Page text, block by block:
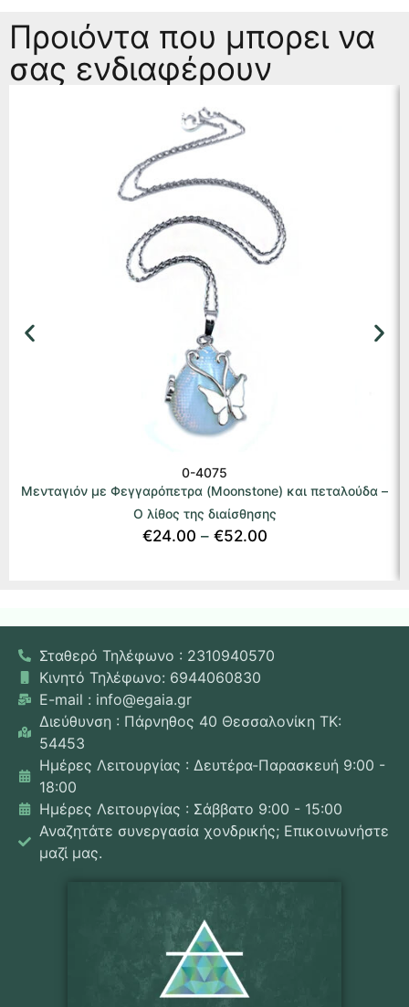
Προιόντα που μπορει να
σας ενδιαφέρουν
0-4075
Μενταγιόν με Φεγγαρόπετρα (Moonstone) και πεταλούδα –
Ο λίθος της διαίσθησης
€24.00 – €52.00
Σταθερό Τηλέφωνο : 2310940570
Κινητό Τηλέφωνο: 6944060830
E-mail : info@egaia.gr
Διεύθυνση : Πάρνηθος 40 Θεσσαλονίκη ΤΚ:
54453
Ημέρες Λειτουργίας : Δευτέρα-Παρασκευή 9:00 -
18:00
Ημέρες Λειτουργίας : Σάββατο 9:00 - 15:00
Αναζητάτε συνεργασία χονδρικής; Επικοινωνήστε
μαζί μας.